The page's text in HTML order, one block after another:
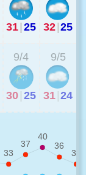
31|25 32|25
9/4
30 25
9/5
31 24